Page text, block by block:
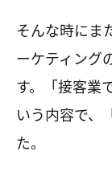
そんな時にま
ーケティング
す。「接客業
いう内容で、
た。